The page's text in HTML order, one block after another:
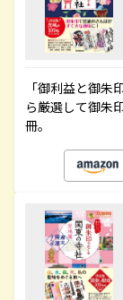
「御利益と御
ら厳選して御朱
冊。